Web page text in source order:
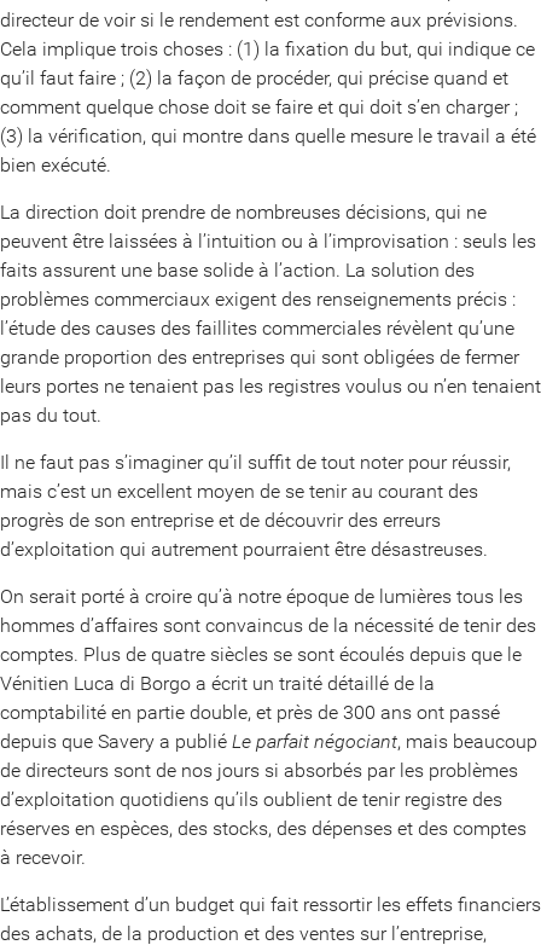
directeur de voir si le rendement est conforme aux prévisions.
Cela implique trois choses : (1) la fixation du but, qui indique ce
qu’il faut faire ; (2) la façon de procéder, qui précise quand et
comment quelque chose doit se faire et qui doit s’en charger ;
(3) la vérification, qui montre dans quelle mesure le travail a été
bien exécuté.
La direction doit prendre de nombreuses décisions, qui ne
peuvent être laissées à l’intuition ou à l’improvisation : seuls les
faits assurent une base solide à l’action. La solution des
problèmes commerciaux exigent des renseignements précis :
l’étude des causes des faillites commerciales révèlent qu’une
grande proportion des entreprises qui sont obligées de fermer
leurs portes ne tenaient pas les registres voulus ou n’en tenaient
pas du tout.
Il ne faut pas s’imaginer qu’il suffit de tout noter pour réussir,
mais c’est un excellent moyen de se tenir au courant des
progrès de son entreprise et de découvrir des erreurs
d’exploitation qui autrement pourraient être désastreuses.
On serait porté à croire qu’à notre époque de lumières tous les
hommes d’affaires sont convaincus de la nécessité de tenir des
comptes. Plus de quatre siècles se sont écoulés depuis que le
Vénitien Luca di Borgo a écrit un traité détaillé de la
comptabilité en partie double, et près de 300 ans ont passé
depuis que Savery a publié Le parfait négociant, mais beaucoup
de directeurs sont de nos jours si absorbés par les problèmes
d’exploitation quotidiens qu’ils oublient de tenir registre des
réserves en espèces, des stocks, des dépenses et des comptes
à recevoir.
L’établissement d’un budget qui fait ressortir les effets financiers
des achats, de la production et des ventes sur l’entreprise,